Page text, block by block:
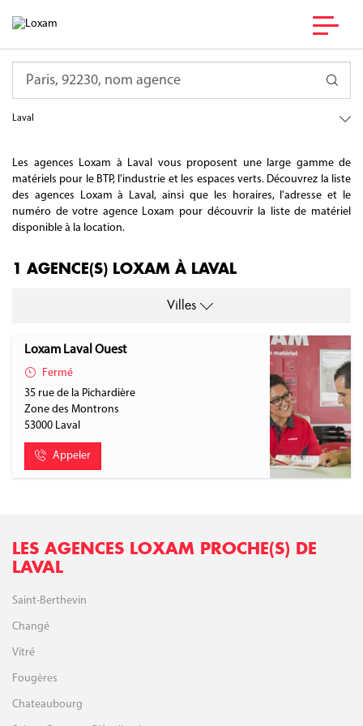
Laval
Les agences Loxam à Laval vous proposent une large gamme de
matériels pour le BTP, l'industrie et les espaces verts. Découvrez la liste
des agences Loxam à Laval, ainsi que les horaires, l'adresse et le
numéro de votre agence Loxam pour découvrir la liste de matériel
disponible à la location.
1 AGENCE(S) LOXAM À LAVAL
Villes
Loxam Laval Ouest
Fermé
35 rue de la Pichardière
Zone des Montrons
53000 Laval
Appeler
LES AGENCES LOXAM PROCHE(S) DE
LAVAL
Saint-Berthevin
Changé
Vitré
Fougères
Chateaubourg